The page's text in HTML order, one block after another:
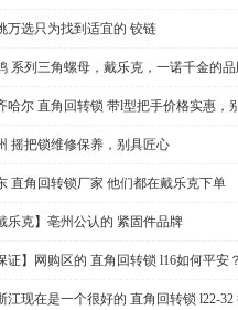
万选只为找到适宜的 铰链
系列三角螺母，戴乐克，一诺千金的
哈尔 直角回转锁 带l型把手价格实惠，
摇把锁维修保养，别具匠心
直角回转锁厂家 他们都在戴乐克下单
乐克】亳州公认的 紧固件品牌
证】网购区的 直角回转锁 l16如何平安
江现在是一个很好的 直角回转锁 l22-